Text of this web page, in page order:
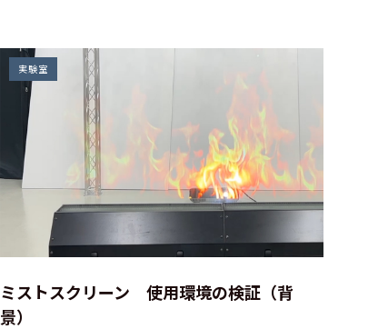
実験室
ミストスクリーン 使用環境の検証（背
景）